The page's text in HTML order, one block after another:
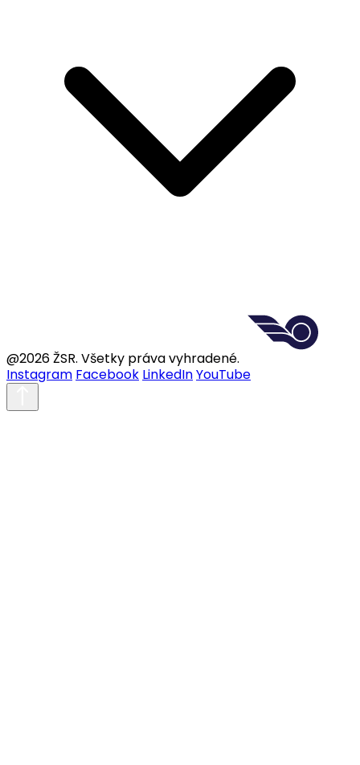
@2026 ŽSR. Všetky práva vyhradené.
Instagram Facebook LinkedInYouTube